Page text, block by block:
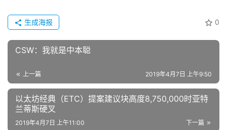
0
生成海报
CSW：我就是中本聪
上一篇 2019年4月7日 上午9:50
以太坊经典（ETC）提案建议块高度8,750,000时亚特
兰蒂斯硬叉
下一篇
2019年4月7日 上午11:00